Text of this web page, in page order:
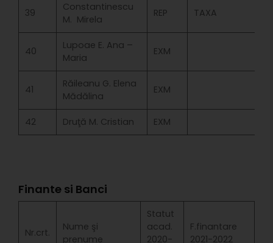
39
Constantinescu
M. Mirela
REP TAXA
40
Lupoae E. Ana –
Maria
EXM
41
Răileanu G. Elena
Mădălina
EXM
42 Druţă M. Cristian EXM
Finante si Banci
Nr.crt.
Nume şi
prenume
Statut
acad.
2020-
F.finantare
2021-2022